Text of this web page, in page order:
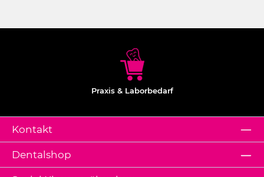
Praxis & Laborbedarf
Kontakt
Dentalshop